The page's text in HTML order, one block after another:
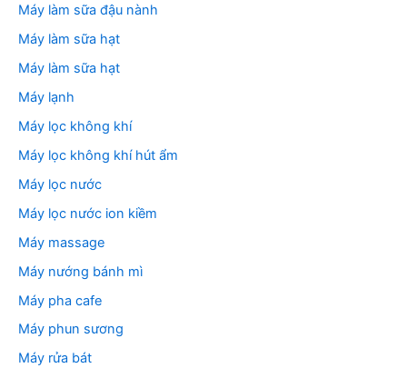
Máy làm sữa đậu nành
Máy làm sữa hạt
Máy làm sữa hạt
Máy lạnh
Máy lọc không khí
Máy lọc không khí hút ẩm
Máy lọc nước
Máy lọc nước ion kiềm
Máy massage
Máy nướng bánh mì
Máy pha cafe
Máy phun sương
Máy rửa bát